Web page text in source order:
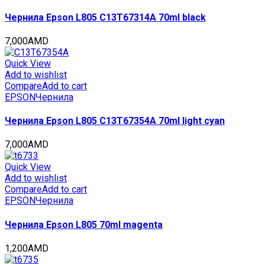
Чернила Epson L805 C13T67314A 70ml black
7,000AMD
Quick View
Add to wishlist
CompareAdd to cart
EPSONЧернила
Чернила Epson L805 C13T67354A 70ml light cyan
7,000AMD
Quick View
Add to wishlist
CompareAdd to cart
EPSONЧернила
Чернила Epson L805 70ml magenta
1,200AMD